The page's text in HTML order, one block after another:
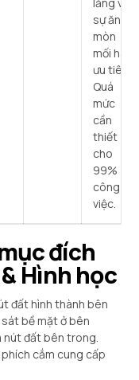
sự ăn
mòn
mối hàn
ưu tiên.
Quá
mức
cần
thiết
cho
99%
công
việc.
đích
Hình học
đất hình thành bên
bề mặt ở bên
nút đất bên trong.
cắm cung cấp